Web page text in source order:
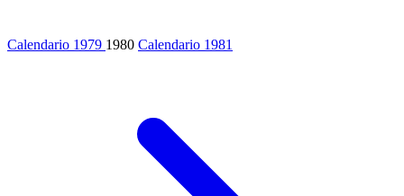
Calendario 1979 1980 Calendario 1981